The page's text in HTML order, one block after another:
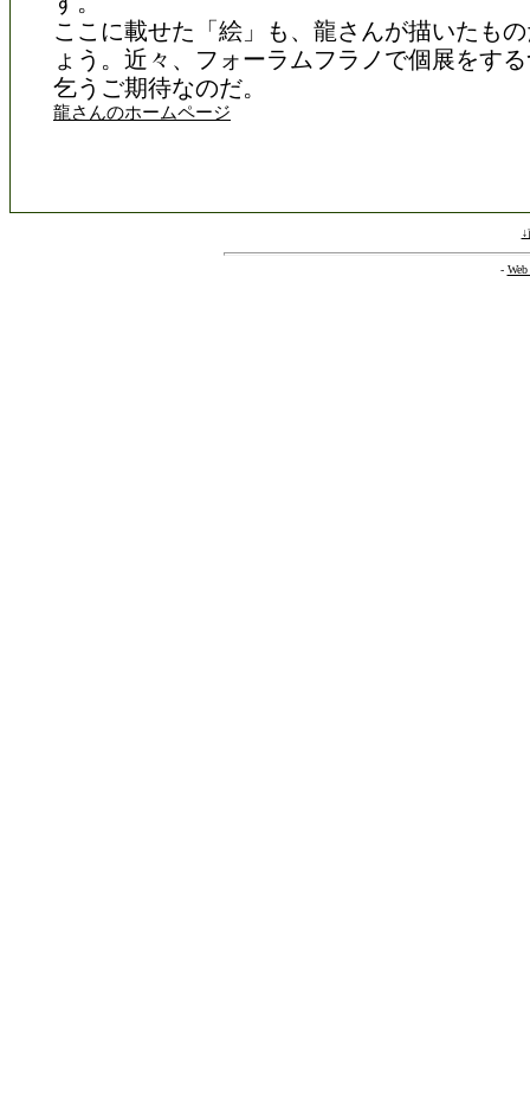
ここに載せた「絵」も、龍さんが描いたも
ょう。近々、フォーラムフラノで個展をす
乞うご期待なのだ。
龍さんのホームページ
-